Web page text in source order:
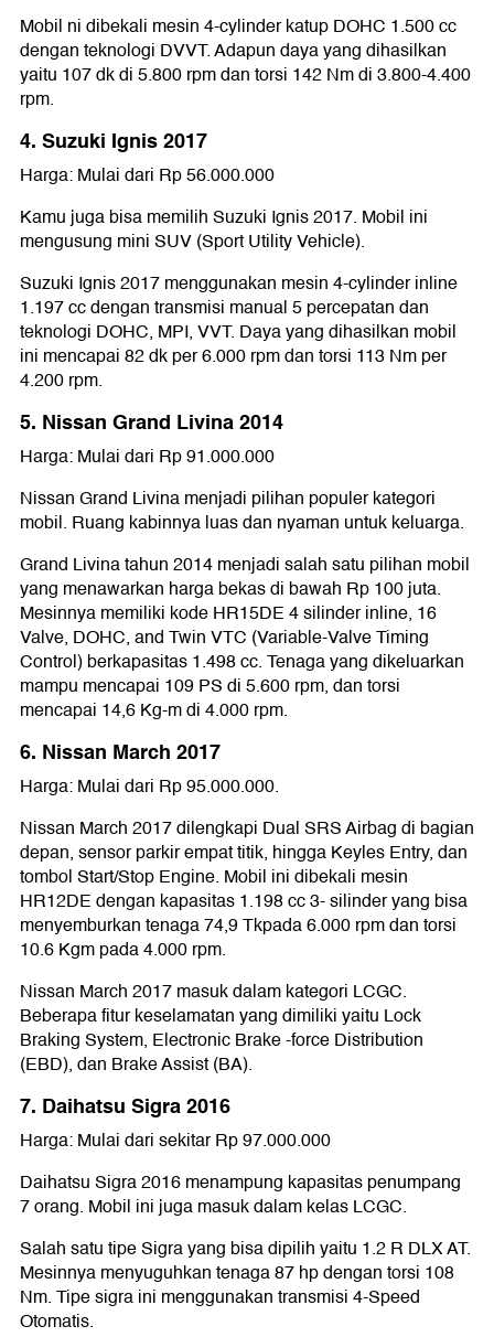
Mobil ni dibekali mesin 4-cylinder katup DOHC 1.500 cc
dengan teknologi DVVT. Adapun daya yang dihasilkan
yaitu 107 dk di 5.800 rpm dan torsi 142 Nm di 3.800-4.400
rpm.
4. Suzuki Ignis 2017
Harga: Mulai dari Rp 56.000.000
Kamu juga bisa memilih Suzuki Ignis 2017. Mobil ini
mengusung mini SUV (Sport Utility Vehicle).
Suzuki Ignis 2017 menggunakan mesin 4-cylinder inline
1.197 cc dengan transmisi manual 5 percepatan dan
teknologi DOHC, MPI, VVT. Daya yang dihasilkan mobil
ini mencapai 82 dk per 6.000 rpm dan torsi 113 Nm per
4.200 rpm.
5. Nissan Grand Livina 2014
Harga: Mulai dari Rp 91.000.000
Nissan Grand Livina menjadi pilihan populer kategori
mobil. Ruang kabinnya luas dan nyaman untuk keluarga.
Grand Livina tahun 2014 menjadi salah satu pilihan mobil
yang menawarkan harga bekas di bawah Rp 100 juta.
Mesinnya memiliki kode HR15DE 4 silinder inline, 16
Valve, DOHC, and Twin VTC (Variable-Valve Timing
Control) berkapasitas 1.498 cc. Tenaga yang dikeluarkan
mampu mencapai 109 PS di 5.600 rpm, dan torsi
mencapai 14,6 Kg-m di 4.000 rpm.
6. Nissan March 2017
Harga: Mulai dari Rp 95.000.000.
Nissan March 2017 dilengkapi Dual SRS Airbag di bagian
depan, sensor parkir empat titik, hingga Keyles Entry, dan
tombol Start/Stop Engine. Mobil ini dibekali mesin
HR12DE dengan kapasitas 1.198 cc 3- silinder yang bisa
menyemburkan tenaga 74,9 Tkpada 6.000 rpm dan torsi
10.6 Kgm pada 4.000 rpm.
Nissan March 2017 masuk dalam kategori LCGC.
Beberapa fitur keselamatan yang dimiliki yaitu Lock
Braking System, Electronic Brake -force Distribution
(EBD), dan Brake Assist (BA).
7. Daihatsu Sigra 2016
Harga: Mulai dari sekitar Rp 97.000.000
Daihatsu Sigra 2016 menampung kapasitas penumpang
7 orang. Mobil ini juga masuk dalam kelas LCGC.
Salah satu tipe Sigra yang bisa dipilih yaitu 1.2 R DLX AT.
Mesinnya menyuguhkan tenaga 87 hp dengan torsi 108
Nm. Tipe sigra ini menggunakan transmisi 4-Speed
Otomatis.